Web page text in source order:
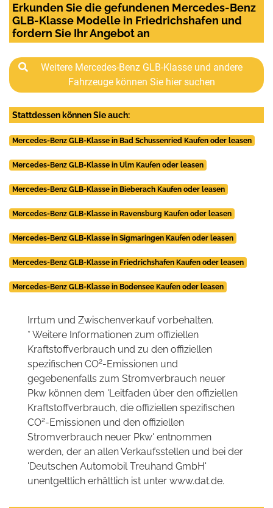
Erkunden Sie die gefundenen Mercedes-Benz
GLB-Klasse Modelle in Friedrichshafen und
fordern Sie Ihr Angebot an
Weitere Mercedes-Benz GLB-Klasse und andere
Fahrzeuge können Sie hier suchen
Stattdessen können Sie auch:
Mercedes-Benz GLB-Klasse in Bad Schussenried Kaufen oder leasen
Mercedes-Benz GLB-Klasse in Ulm Kaufen oder leasen
Mercedes-Benz GLB-Klasse in Bieberach Kaufen oder leasen
Mercedes-Benz GLB-Klasse in Ravensburg Kaufen oder leasen
Mercedes-Benz GLB-Klasse in Sigmaringen Kaufen oder leasen
Mercedes-Benz GLB-Klasse in Friedrichshafen Kaufen oder leasen
Mercedes-Benz GLB-Klasse in Bodensee Kaufen oder leasen
Irrtum und Zwischenverkauf vorbehalten.
* Weitere Informationen zum offiziellen
Kraftstoffverbrauch und zu den offiziellen
spezifischen CO2-Emissionen und
gegebenenfalls zum Stromverbrauch neuer
Pkw können dem 'Leitfaden über den offiziellen
Kraftstoffverbrauch, die offiziellen spezifischen
CO2-Emissionen und den offiziellen
Stromverbrauch neuer Pkw' entnommen
werden, der an allen Verkaufsstellen und bei der
'Deutschen Automobil Treuhand GmbH'
unentgeltlich erhältlich ist unter www.dat.de.